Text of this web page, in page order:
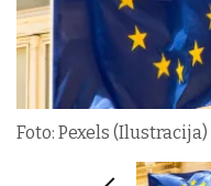
Foto: Pexels (Ilustracija)